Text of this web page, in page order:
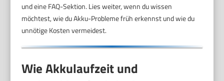
und eine FAQ-Sektion. Lies weiter, wenn du wissen
möchtest, wie du Akku-Probleme früh erkennst und wie du
unnötige Kosten vermeidest.
Wie Akkulaufzeit und